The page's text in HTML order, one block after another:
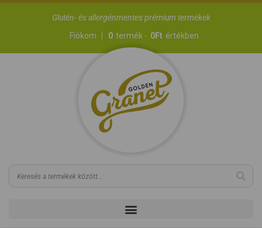
Glutén- és allergénmentes prémium termékek
Fiókom
0 termék - 0Ft értékben